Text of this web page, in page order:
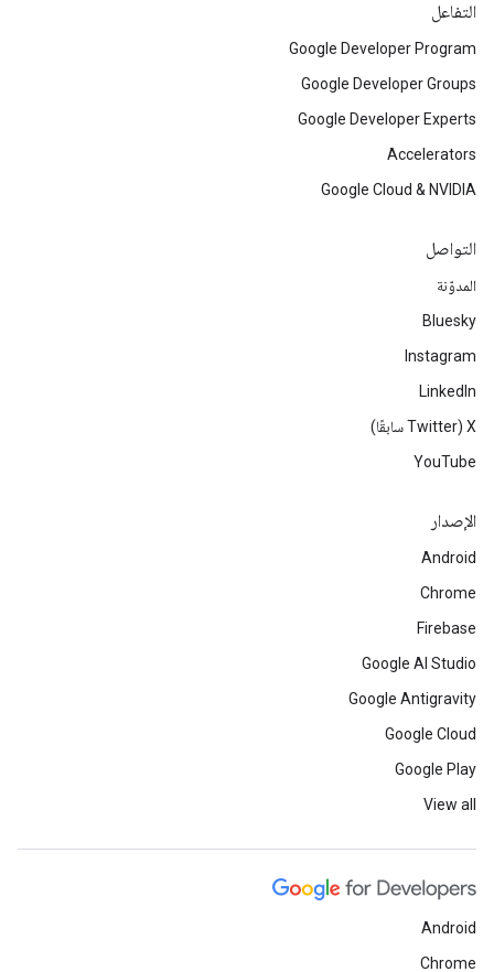
التفاعل
Google Developer Program
Google Developer Groups
Google Developer Experts
Accelerators
Google Cloud & NVIDIA
التواصل
المدوّنة
Bluesky
Instagram
LinkedIn
‫X ‏(Twitter سابقًا)
YouTube
الإصدار
Android
Chrome
Firebase
Google AI Studio
Google Antigravity
Google Cloud
Google Play
View all
Android
Chrome